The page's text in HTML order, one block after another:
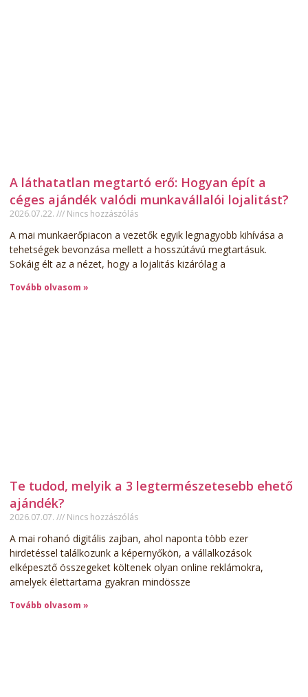
A láthatatlan megtartó erő: Hogyan épít a
céges ajándék valódi munkavállalói lojalitást?
2026.07.22. Nincs hozzászólás
A mai munkaerőpiacon a vezetők egyik legnagyobb kihívása a
tehetségek bevonzása mellett a hosszútávú megtartásuk.
Sokáig élt az a nézet, hogy a lojalitás kizárólag a
Tovább olvasom »
Te tudod, melyik a 3 legtermészetesebb ehető
ajándék?
2026.07.07. Nincs hozzászólás
A mai rohanó digitális zajban, ahol naponta több ezer
hirdetéssel találkozunk a képernyőkön, a vállalkozások
elképesztő összegeket költenek olyan online reklámokra,
amelyek élettartama gyakran mindössze
Tovább olvasom »